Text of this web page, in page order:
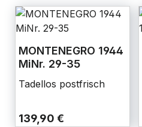
MONTENEGRO 1944
MiNr. 29-35
Tadellos postfrisch
139,90 €